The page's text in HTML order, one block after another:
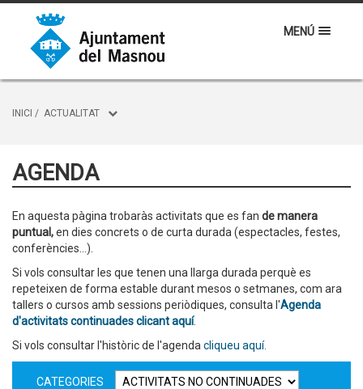
MENÚ
INICI / ACTUALITAT
AGENDA
En aquesta pàgina trobaràs activitats que es fan de manera
puntual,en dies concrets o de curta durada (espectacles, festes,
conferències...).
Si vols consultar les que tenen una llarga durada perquè es
repeteixen de forma estable durant mesos o setmanes, com ara
tallers o cursos amb sessions periòdiques, consulta l'Agenda
d'activitats continuades clicant aquí.
Si vols consultar l'històric de l'agenda cliqueu aquí.
CATEGORIES